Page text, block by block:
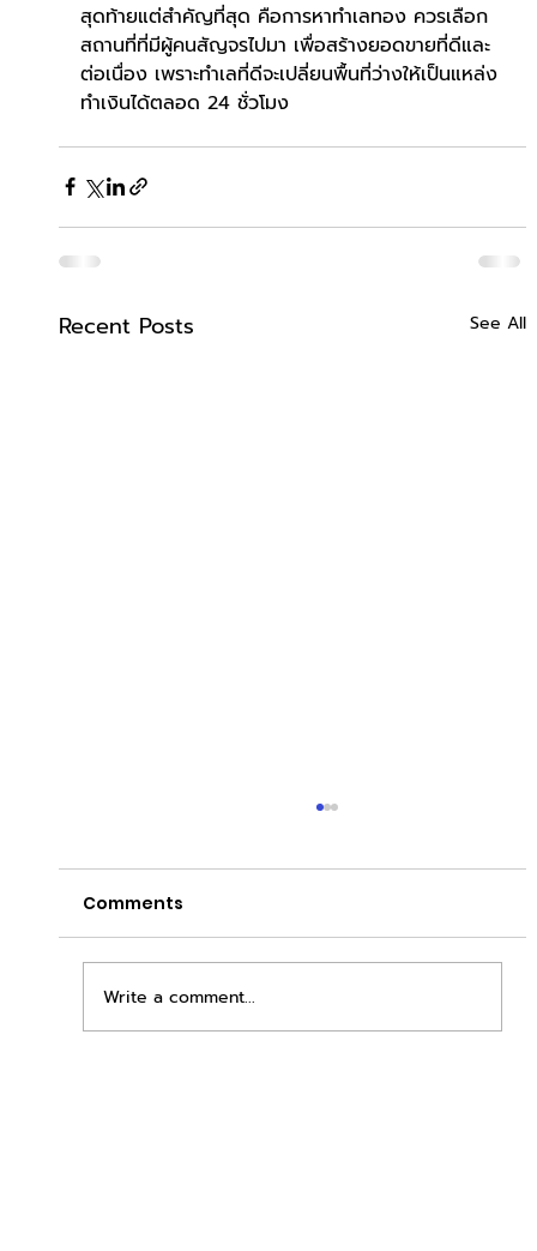
สุดท้ายแต่สำคัญที่สุด คือการหาทำเลทอง ควรเลือก
สถานที่ที่มีผู้คนสัญจรไปมา เพื่อสร้างยอดขายที่ดีและ
ต่อเนื่อง เพราะทำเลที่ดีจะเปลี่ยนพื้นที่ว่างให้เป็นแหล่ง
ทำเงินได้ตลอด 24 ชั่วโมง
Recent Posts See All
Comments
Write a comment...